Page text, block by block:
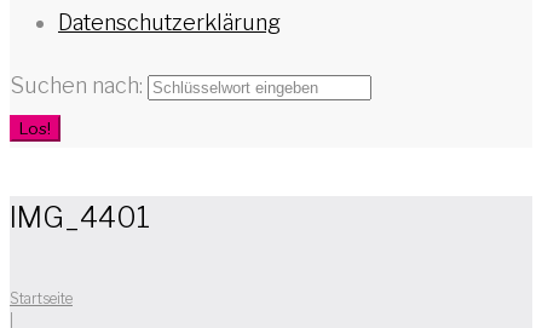
Datenschutzerklärung
Suchen nach:
Los!
IMG_4401
Startseite